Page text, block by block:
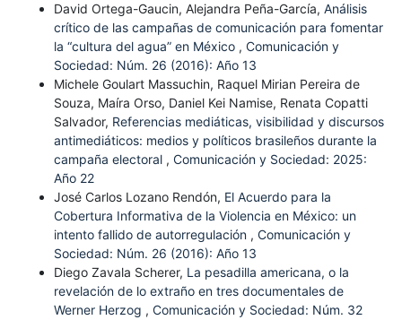
David Ortega-Gaucin, Alejandra Peña-García, Análisis
crítico de las campañas de comunicación para fomentar
la “cultura del agua” en México , Comunicación y
Sociedad: Núm. 26 (2016): Año 13
Michele Goulart Massuchin, Raquel Mirian Pereira de
Souza, Maíra Orso, Daniel Kei Namise, Renata Copatti
Salvador, Referencias mediáticas, visibilidad y discursos
antimediáticos: medios y políticos brasileños durante la
campaña electoral , Comunicación y Sociedad: 2025:
Año 22
José Carlos Lozano Rendón, El Acuerdo para la
Cobertura Informativa de la Violencia en México: un
intento fallido de autorregulación , Comunicación y
Sociedad: Núm. 26 (2016): Año 13
Diego Zavala Scherer, La pesadilla americana, o la
revelación de lo extraño en tres documentales de
Werner Herzog , Comunicación y Sociedad: Núm. 32